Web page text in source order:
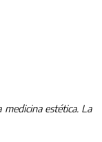
medicina estética. La